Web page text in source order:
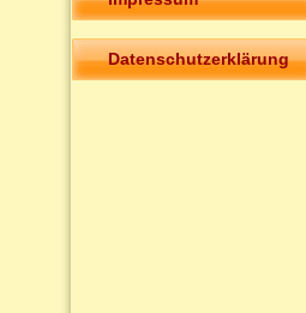
Datenschutzerklärung